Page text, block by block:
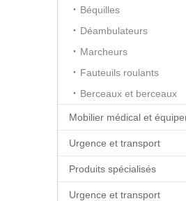
Béquilles
Déambulateurs
Marcheurs
Fauteuils roulants
Berceaux et berceaux
Urgence et transport
Produits spécialisés
Urgence et transport